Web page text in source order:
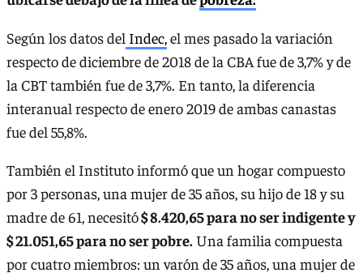
Según los datos del Indec,el mes pasado la variación
respecto de diciembre de 2018 de la CBA fue de 3,7% y de
la CBT también fue de 3,7%. En tanto, la diferencia
interanual respecto de enero 2019 de ambas canastas
fue del 55,8%.
También el Instituto informó que un hogar compuesto
por 3 personas, una mujer de 35 años, su hijo de 18 y su
madre de 61, necesitó$ 8.420,65 para no ser indigente y
$ 21.051,65 para no ser pobre.Una familia compuesta
por cuatro miembros: un varón de 35 años, una mujer de